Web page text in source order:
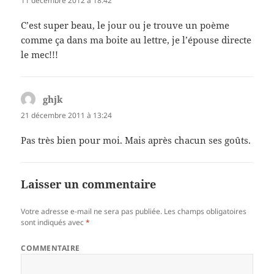
C’est super beau, le jour ou je trouve un poème
comme ça dans ma boite au lettre, je l’épouse directe
le mec!!!
ghjk
21 décembre 2011 à 13:24
Pas très bien pour moi. Mais après chacun ses goûts.
Laisser un commentaire
Votre adresse e-mail ne sera pas publiée. Les champs obligatoires
sont indiqués avec*
COMMENTAIRE